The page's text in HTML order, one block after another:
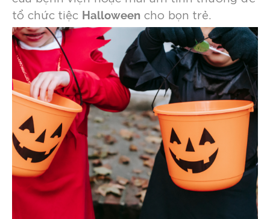
tổ chức tiệc Halloween cho bọn trẻ.